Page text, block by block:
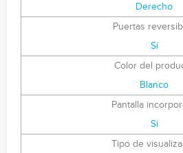
Derecho
Puertas
Si
Color del
Blanco
Pantalla
Si
Tipo de